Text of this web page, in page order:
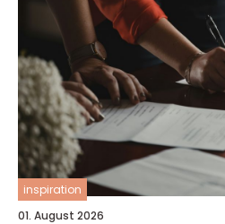
inspiration
01. August 2026